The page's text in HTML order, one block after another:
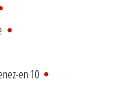
en 10